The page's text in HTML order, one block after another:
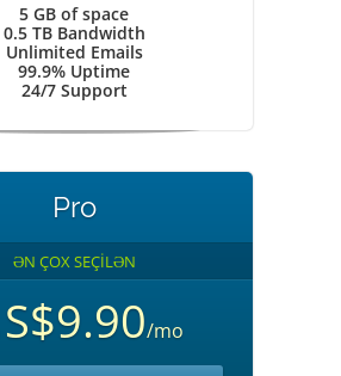
5 GB of space
0.5 TB Bandwidth
Unlimited Emails
99.9% Uptime
24/7 Support
Pro
ƏN ÇOX SEÇİLƏN
S$9.90/mo